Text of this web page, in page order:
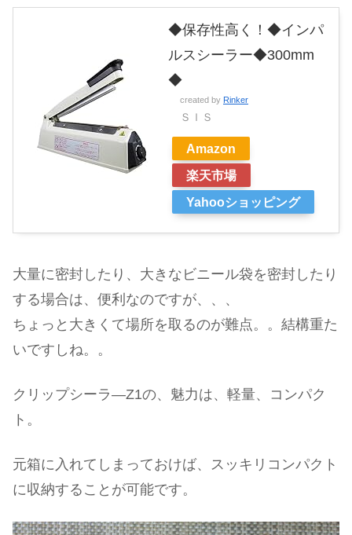
◆保存性高く！◆インパ
ルスシーラー◆300mm
◆
created by Rinker
ＳＩＳ
Amazon
楽天市場
Yahooショッピング
大量に密封したり、大きなビニール袋を密封したり
する場合は、便利なのですが、、、
ちょっと大きくて場所を取るのが難点。。結構重た
いですしね。。
クリップシーラ―Z1の、魅力は、軽量、コンパク
ト。
元箱に入れてしまっておけば、スッキリコンパクト
に収納することが可能です。